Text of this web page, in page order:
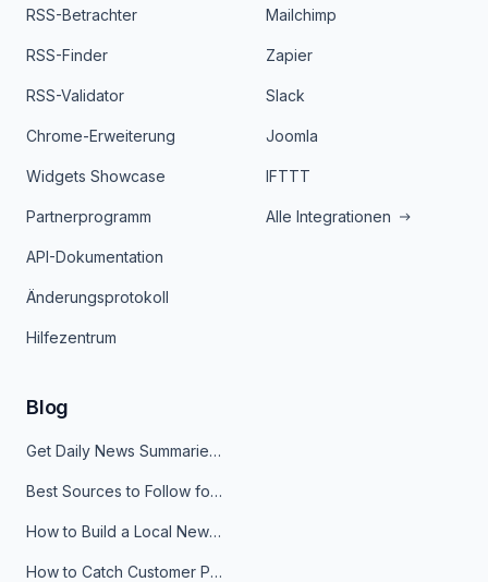
RSS-Betrachter
RSS-Finder
RSS-Validator
Chrome-Erweiterung
Widgets Showcase
Partnerprogramm
API-Dokumentation
Änderungsprotokoll
Hilfezentrum
Mailchimp
Zapier
Slack
Joomla
IFTTT
Alle Integrationen
Blog
Get Daily News Summaries About Any Topic in Telegram, Discord, Slack, and Email
Best Sources to Follow for Crypto News in Your Reader (2026)
How to Build a Local News Hub That Updates Itself
How to Catch Customer Problems Before They Become Support Tickets